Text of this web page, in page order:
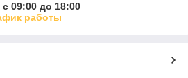
09:00 до 18:00
работы